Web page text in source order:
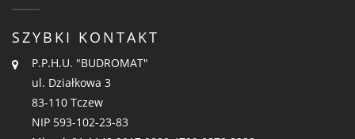
SZYBKI KONTAKT
P.P.H.U. "BUDROMAT"
ul. Działkowa 3
83-110 Tczew
NIP 593-102-23-83